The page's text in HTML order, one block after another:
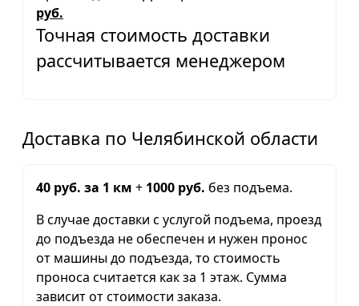
руб.
Точная стоимость доставки
рассчитывается менеджером
Доставка по Челябинской области
40 руб. за 1 км + 1000 руб. без подъема.
В случае доставки с услугой подъема, проезд
до подъезда не обеспечен и нужен пронос
от машины до подъезда, то стоимость
проноса считается как за 1 этаж. Сумма
зависит от стоимости заказа.